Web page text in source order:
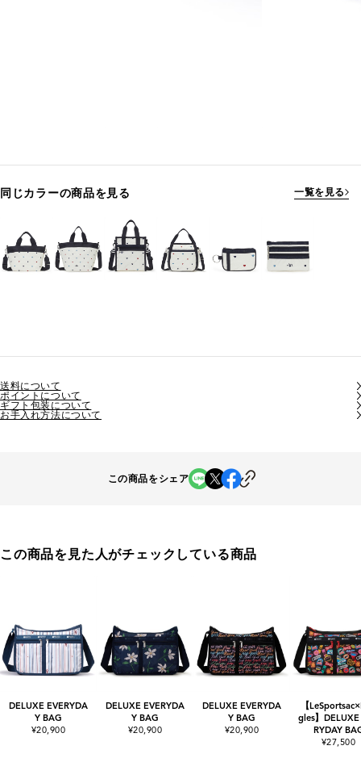
同じカラーの商品を見る 一覧を見る
送料について
ポイントについて
ギフト包装について
お手入れ方法について
この商品をシェア
この商品を見た人がチェックしている商品
DELUXE EVERYDA
Y BAG
¥20,900
DELUXE EVERYDA
Y BAG
¥20,900
DELUXE EVERYDA
Y BAG
¥20,900
【
gles】DELUXE
RYDAY
¥27,500